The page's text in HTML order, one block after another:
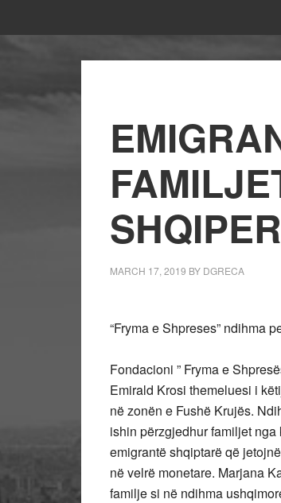
MARCH 17, 2019 BY DGRECA
“Fryma e Shpreses” ndihma
Fondacioni ” Fryma e
Emirald Krosi themeluesi i
në zonën e Fushë Krujës.
ishin përzgjedhur familjet
emigrantë shqiptarë që
në velrë monetare. Marjana
familje si në ndihma